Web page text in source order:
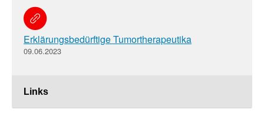
Links
Erklärungsbedürftige Tumortherapeutika
09.06.2023